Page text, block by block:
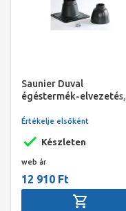
Saunier Duval
égéstermék-elvezetés,
80/80 mm, kürtőfedél,
Készleten
Értékelje elsőként
web ár
12 910 Ft